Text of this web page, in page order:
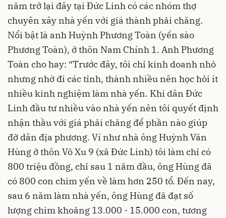
năm trở lại đây tại Đức Linh có các nhóm thợ
chuyên xây nhà yến với giá thành phải chăng.
Nổi bật là anh Huỳnh Phương Toàn (yến sào
Phương Toàn), ở thôn Nam Chính 1. Anh Phương
Toàn cho hay: “Trước đây, tôi chỉ kinh doanh nhỏ
nhưng nhờ đi các tỉnh, thành nhiều nên học hỏi ít
nhiều kinh nghiệm làm nhà yến. Khi dân Đức
Linh đầu tư nhiều vào nhà yến nên tôi quyết định
nhận thầu với giá phải chăng để phần nào giúp
đỡ dân địa phương. Ví như nhà ông Huỳnh Văn
Hùng ở thôn Võ Xu 9 (xã Đức Linh) tôi làm chỉ có
800 triệu đồng, chỉ sau 1 năm đầu, ông Hùng đã
có 800 con chim yến về làm hơn 250 tổ. Đến nay,
sau 6 năm làm nhà yến, ông Hùng đã đạt số
lượng chim khoảng 13.000 - 15.000 con, tương